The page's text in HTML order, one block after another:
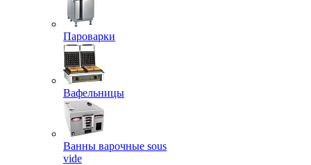
Пароварки
Вафельницы
Ванны варочные sous
vide